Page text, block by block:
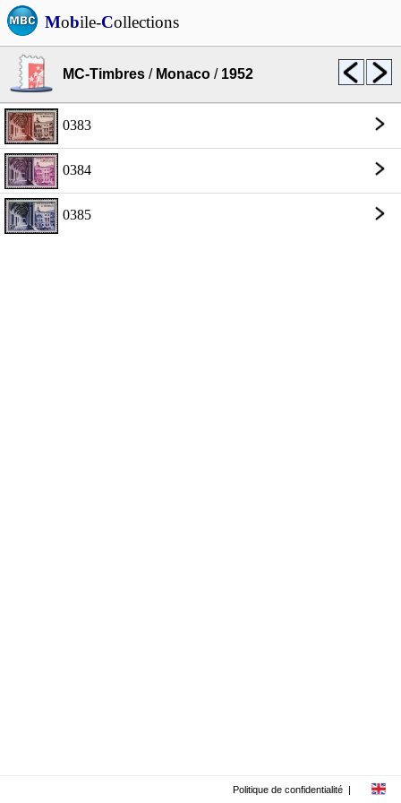
Mobile-Collections
MC-Timbres / Monaco / 1952
0383
0384
0385
Politique de confidentialité |